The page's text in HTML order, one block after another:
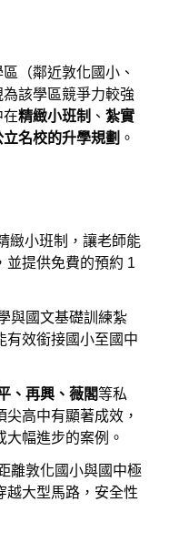
（鄰近敦化國小、
該學區競爭力較強
在精緻小班制 、 紮實
名校的升學規劃 。
緻小班制，讓老師能
並提供免費的預約 1
與國文基礎訓練紮
有效銜接國小至國中
、再興、薇閣等私
高中有顯著成效，
幅進步的案例。
離敦化國小與國中極
越大型馬路，安全性